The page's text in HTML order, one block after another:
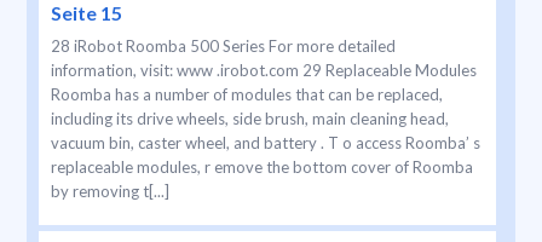
Seite 15
28 iRobot Roomba 500 Series For more detailed
information, visit: www .irobot.com 29 Replaceable Modules
Roomba has a number of modules that can be replaced,
including its drive wheels, side brush, main cleaning head,
vacuum bin, caster wheel, and battery . T o access Roomba’ s
replaceable modules, r emove the bottom cover of Roomba
by removing t[...]